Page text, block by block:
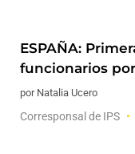
ESPAÑA:
funcionarios
por Natalia Ucero
Corresponsal de IPS